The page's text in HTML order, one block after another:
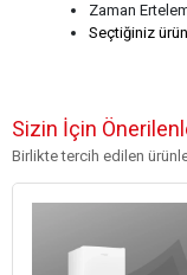
Zaman
Seçtiğiniz
Sizin İçin
Birlikte tercih edilen